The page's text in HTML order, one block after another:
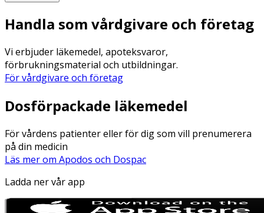
Handla som vårdgivare och företag
Vi erbjuder läkemedel, apoteksvaror,
förbrukningsmaterial och utbildningar.
För vårdgivare och företag
Dosförpackade läkemedel
För vårdens patienter eller för dig som vill prenumerera
på din medicin
Läs mer om Apodos och Dospac
Ladda ner vår app